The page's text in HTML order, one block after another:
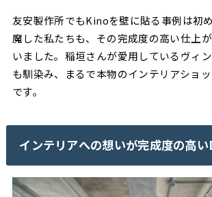
友安製作所でもKinoを壁に貼る事例は初
魔した私たちも、その完成度の高い仕上
いました。稲垣さんが愛用しているヴィ
も馴染み、まるで本物のインテリアショ
です。
インテリアへの想いが完成度の高